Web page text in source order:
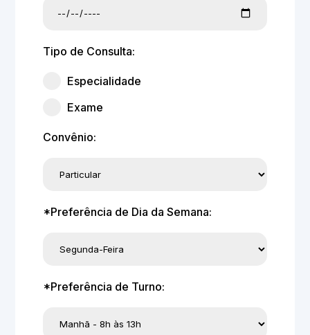
Tipo de Consulta:
Especialidade
Exame
Convênio:
*Preferência de Dia da Semana:
*Preferência de Turno: